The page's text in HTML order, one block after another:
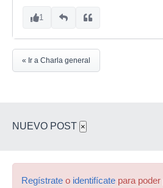
1
« Ir a Charla general
NUEVO POST ×
Regístrate o identifícate para